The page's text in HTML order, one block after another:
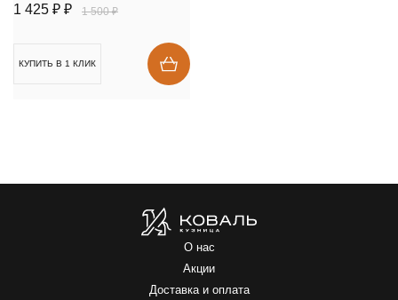
1 425 ₽ ₽ 1 500 ₽
КУПИТЬ В 1 КЛИК
О нас
Акции
Доставка и оплата